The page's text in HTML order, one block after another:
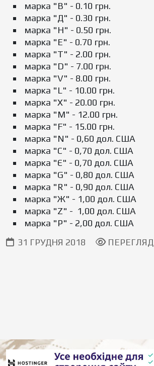
марка "В" - 0.10 грн.
марка "Д" - 0.30 грн.
марка "H" - 0.50 грн.
марка "Е" - 0.70 грн.
марка "T" - 2.00 грн.
марка "D" - 7.00 грн.
марка "V" - 8.00 грн.
марка "L" - 10.00 грн.
марка "X" - 20.00 грн.
марка "M" - 12.00 грн.
марка "F" - 15.00 грн.
марка "N" - 0,60 дол. США
марка "C" - 0,70 дол. США
марка "Є" - 0,70 дол. США
марка "G" - 0,80 дол. США
марка "R" - 0,90 дол. США
марка "Ж" - 1,00 дол. США
марка "Z" - 1,00 дол. США
марка "Р" - 2,00 дол. США
31 ГРУДНЯ 2018